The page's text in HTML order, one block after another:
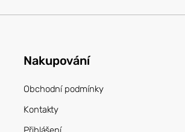
Nakupování
Obchodní podmínky
Kontakty